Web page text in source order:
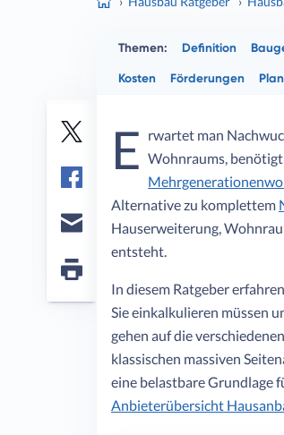
Facebook
mail
drucken
Themen: Definition
Kosten
Förderungen
E rwartet man
Wohnraums,
Alternative zu komplettem
Hauserweiterung,
entsteht.
In diesem Ratgeber
Sie einkalkulieren müssen
gehen auf die
klassischen massiven
eine belastbare Grundlage
Anbieterübersicht